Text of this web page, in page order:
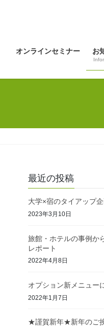
オンラインセミナー お
最近の投稿
大学×宿のタイアップ
2023年3月10日
旅館・ホテルの事例か
レポート
2022年4月8日
オプション新メニュー
2022年1月7日
★謹賀新年★新年のご